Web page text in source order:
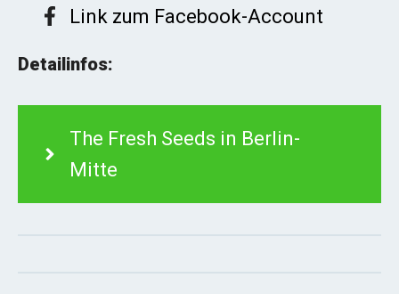
Link zum Facebook-Account
Detailinfos:
The Fresh Seeds in Berlin-
Mitte